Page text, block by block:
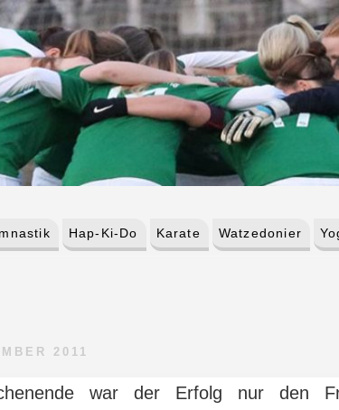
Hap-Ki-Do Karate Watzedonier
2011
war der Erfolg nur den